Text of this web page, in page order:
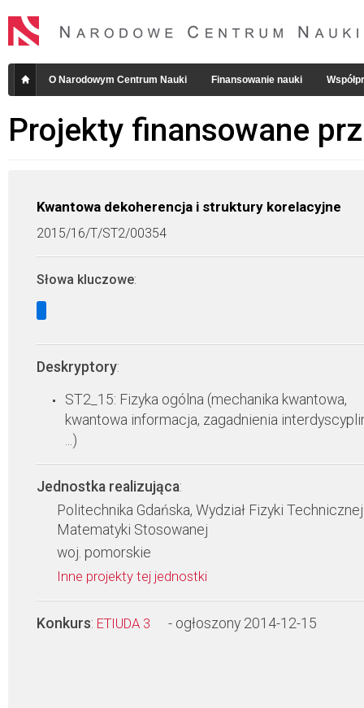
O Narodowym Centrum Nauki Finansowanie nauki
Projekty finansowane
Kwantowa dekoherencja i struktury korelacyjne
2015/16/T/ST2/00354
Słowa kluczowe:
Deskryptory:
ST2_15: Fizyka ogólna (mechanika kwantowa,
kwantowa informacja, zagadnienia
...)
Jednostka realizująca:
Politechnika Gdańska, Wydział Fizyki
Matematyki Stosowanej
woj. pomorskie
Inne projekty tej jednostki
Konkurs: ETIUDA 3 - ogłoszony 2014-12-15